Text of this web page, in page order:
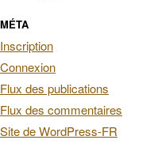
MÉTA
Inscription
Connexion
Flux des publications
Flux des commentaires
Site de WordPress-FR